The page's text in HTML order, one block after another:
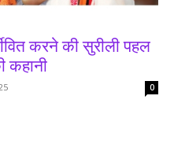
करने की सुरीली पहल
कहानी
0